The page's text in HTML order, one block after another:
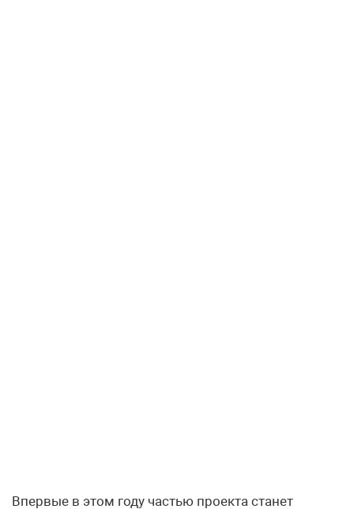
Впервые в этом году частью проекта станет